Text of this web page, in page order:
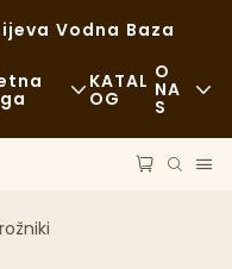
Vodna Baza
KATAL
OG
O
NA
S
Novice